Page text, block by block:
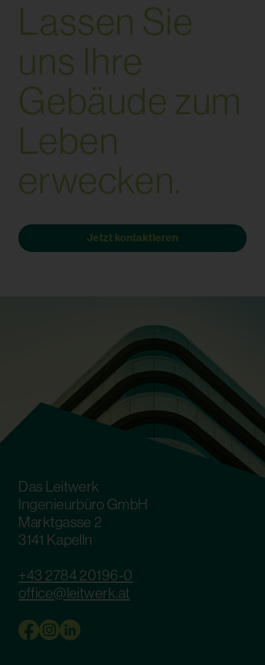
Lassen Sie
uns Ihre
Gebäude zum
Leben
erwecken.
Jetzt kontaktieren
Das Leitwerk
Ingenieurbüro GmbH
Marktgasse 2
3141 Kapelln
+43 2784 20196-0
office@leitwerk.at